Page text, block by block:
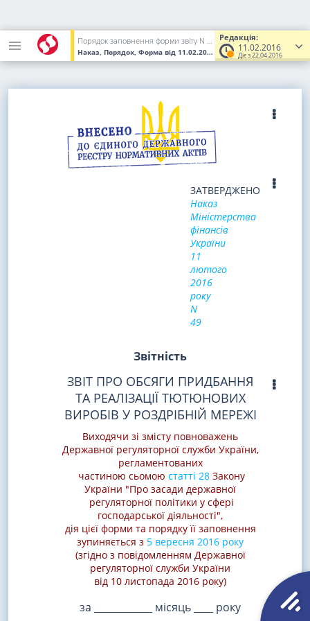
Редакція:
11.02.2016
Діє з 22.04.2016
Порядок заповнення форми звіту N 1-РТ "Звіт про обсяги придбання та реалізації тютюнових виробів у роздрібній мережі"
Наказ, Порядок, Форма від 11.02.2016 № 49 (Увага! Попередня
ЗАТВЕРДЖЕНО
Наказ
Міністерства
фінансів
України
11
лютого
2016
року
N
49
Звітність
ЗВІТ ПРО ОБСЯГИ ПРИДБАННЯ
ТА РЕАЛІЗАЦІЇ ТЮТЮНОВИХ
ВИРОБІВ У РОЗДРІБНІЙ МЕРЕЖІ
Виходячи зі змісту повноважень
Державної регуляторної служби України,
регламентованих
частиною сьомою статті 28 Закону
України "Про засади державної
регуляторної політики у сфері
господарської діяльності",
дія цієї форми та порядку її заповнення
зупиняється з 5 вересня 2016 року
(згідно з повідомленням Державної
регуляторної служби України
від 10 листопада 2016 року)
за ____________ місяць ____ року